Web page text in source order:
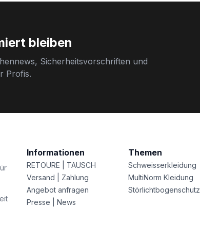
bleiben
Sicherheitsvorschriften und
Profis.
Informationen
RETOURE | TAUSCH
Versand | Zahlung
Angebot anfragen
Presse | News
Themen
Schweisserkleidung
MultiNorm Kleidung
Störlichtbogenschutz